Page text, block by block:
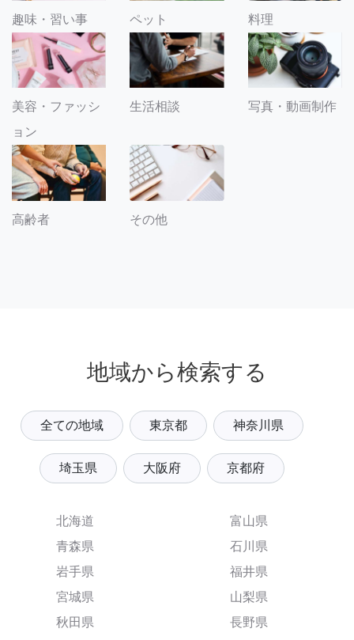
趣味・習い事 ペット 料理
美容・ファッシ
ョン
生活相談 写真・動画制作
高齢者 その他
地域から検索する
全ての地域 東京都 神奈川県
埼玉県 大阪府 京都府
北海道
青森県
岩手県
宮城県
秋田県
富山県
石川県
福井県
山梨県
長野県